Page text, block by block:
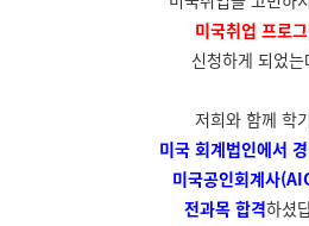
미국취업 프로
신청하게 되었는
저희와 함께 학
미국 회계법인에서
미국공인회계사
전과목 합격하셨